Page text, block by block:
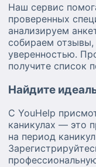
Наш сервис
проверенных
анализируем
собираем
уверенностью.
получите список
Найдите
С YouHelp
каникулах — это
на период